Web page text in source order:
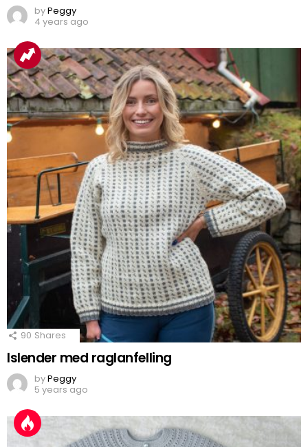
byPeggy
4 years ago
90 Shares
Islender med raglanfelling
byPeggy
5 years ago